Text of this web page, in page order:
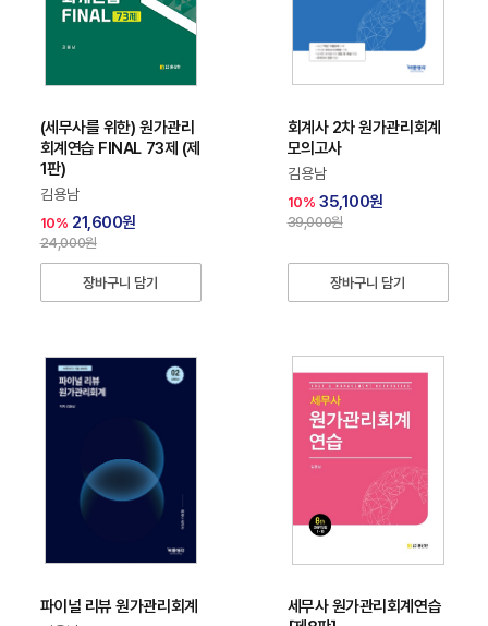
(세무사를 위한) 원가관리
회계연습 FINAL 73제 (제
1판)
김용남
24,000원
10% 21,600원
장바구니 담기
회계사 2차 원가관리회계
모의고사
김용남
39,000원
10% 35,100원
장바구니 담기
파이널 리뷰 원가관리회계
세무사 원가관리회계연습